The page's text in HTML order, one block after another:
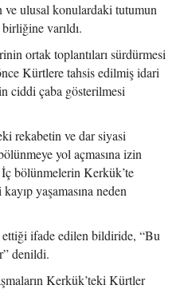
ulusal konulardaki tutumun
varıldı.
ortak toplantıları sürdürmesi
Kürtlere tahsis edilmiş idari
ciddi çaba gösterilmesi
rekabetin ve dar siyasi
yol açmasına izin
bölünmelerin Kerkük’te
yaşamasına neden
ifade edilen bildiride, “Bu
denildi.
Kerkük’teki Kürtler